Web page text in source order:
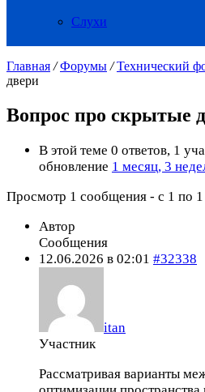
Слухи
Главная / Форумы / Технический
двери
Вопрос про скрытые
В этой теме 0 ответов, 1
обновление 1 месяц, 3
Просмотр 1 сообщения - с 1 по 1
Автор
Сообщения
12.06.2026 в 02:01 #32338
itan
Участник
Рассматривая варианты